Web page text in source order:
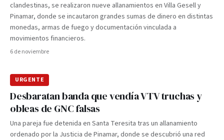
clandestinas, se realizaron nueve allanamientos en Villa Gesell y
Pinamar, donde se incautaron grandes sumas de dinero en distintas
monedas, armas de fuego y documentación vinculada a
movimientos financieros.
6 de noviembre
URGENTE
Desbaratan banda que vendía VTV truchas y
obleas de GNC falsas
Una pareja fue detenida en Santa Teresita tras un allanamiento
ordenado por la Justicia de Pinamar, donde se descubrió una red